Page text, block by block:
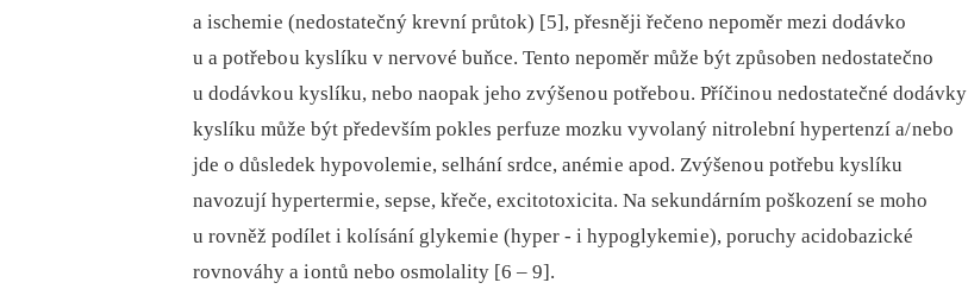
a ischemi e (nedostatečný krevní průtok) [5], přesněji řečeno nepoměr mezi dodávko
u a potřebo u kyslíku v nervové buňce. Tento nepoměr může být způsoben nedostatečno
u dodávko u kyslíku, nebo naopak jeho zvýšeno u potřebo u. Příčino u nedostatečné dodávky
kyslíku může být především pokles perfuze mozku vyvolaný nitrolební hypertenzí a/ nebo
jde o důsledek hypovolemi e, selhání srdce, anémi e apod. Zvýšeno u potřebu kyslíku
navozují hypertermi e, sepse, křeče, excitotoxicita. Na sekundárním poškození se moho
u rovněž podílet i kolísání glykemi e (hyper ‑⁠ i hypoglykemi e), poruchy acidobazické
rovnováhy a i ontů nebo osmolality [6 –⁠ 9].